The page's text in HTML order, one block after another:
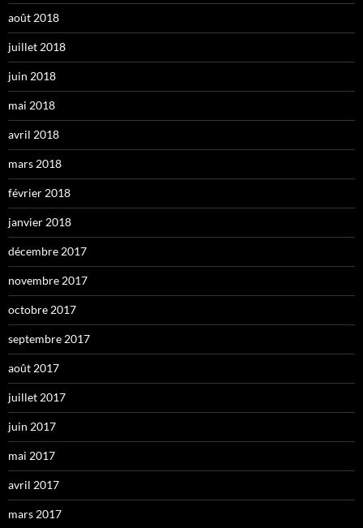
août 2018
juillet 2018
juin 2018
mai 2018
avril 2018
mars 2018
février 2018
janvier 2018
décembre 2017
novembre 2017
octobre 2017
septembre 2017
août 2017
juillet 2017
juin 2017
mai 2017
avril 2017
mars 2017